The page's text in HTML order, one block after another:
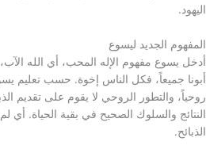
اليهود.
المفهوم الجديد ليسوع
أدخل يسوع مفهوم الإله المحب، أي الله
أبونا جميعاً، فكل الناس إخوة. حسب تعليم
روحياً، والتطور الروحي لا يقوم على تقديم
النتائج والسلوك الصحيح في بقية الحياة.
الذبائح.